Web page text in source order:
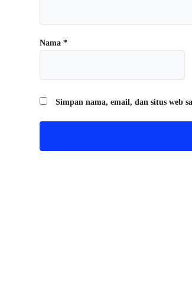
Nama *
Simpan nama, email, dan situs web